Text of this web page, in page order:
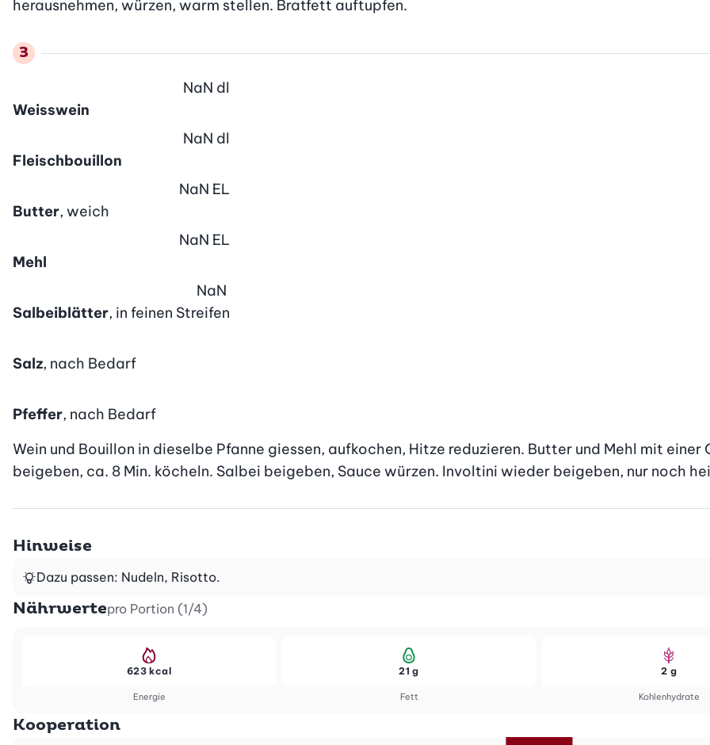
herausnehmen, würzen, warm stellen. Bratfett auftupfen.
Weisswein
NaN dl
Fleischbouillon
NaN dl
Butter, weich
NaN EL
Mehl
NaN EL
Salbeiblätter, in feinen Streifen
NaN
Salz, nach Bedarf
Pfeffer, nach Bedarf
Wein und Bouillon in dieselbe Pfanne giessen, aufkochen, Hitze reduzieren. Butter und Mehl mit einer
beigeben, ca. 8 Min. köcheln. Salbei beigeben, Sauce würzen. Involtini wieder beigeben, nur noch
Hinweise
Dazu passen: Nudeln, Risotto.
Nährwertepro Portion (1/4)
Energie
623 kcal
Fett
21 g
Kohlenhydrate
2 g
Kooperation